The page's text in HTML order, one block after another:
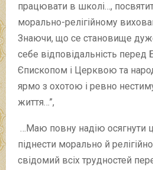
працювати в школі…,
морально-релігійному
Знаючи, що се становище
себе відповідальність перед
Єпископом і Церквою та
ярмо з охотою і ревно
життя…”,
…Маю повну надію осягнути
піднести морально й
свідомий всіх трудностей